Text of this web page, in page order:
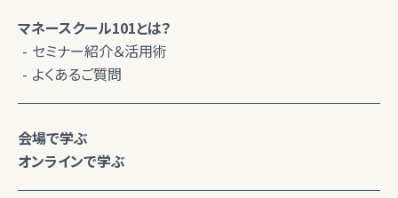
マネースクール101とは？
セミナー紹介＆活用術
よくあるご質問
会場で学ぶ
オンラインで学ぶ